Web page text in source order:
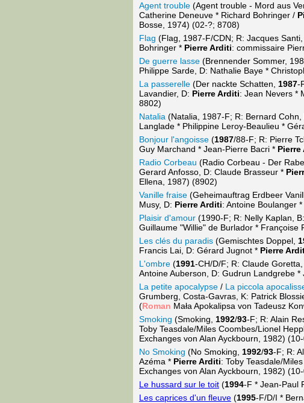
Agent trouble (Agent trouble - Mord aus
Catherine Deneuve * Richard Bohringer /
Bosse, 1974) (02-?; 8708)
Flag (Flag, 1987-F/CDN; R: Jacques
Bohringer * Pierre Arditi: commissaire
De guerre lasse (Brennender Sommer,
Philippe Sarde, D: Nathalie Baye *
La passerelle (Der nackte Schatten, 1987-
Lavandier, D: Pierre Arditi: Jean Nevers *
8802)
Natalia (Natalia, 1987-F; R: Bernard
Langlade * Philippine Leroy-Beaulieu *
Bonjour l'angoisse (1987/88-F; R: Pierre
Guy Marchand * Jean-Pierre Bacri * Pierre
Radio Corbeau (Radio Corbeau - Der
Gerard Anfosso, D: Claude Brasseur *
Ellena, 1987) (8902)
Vanille fraise (Geheimauftrag Erdbeer
Musy, D: Pierre Arditi: Antoine Boulanger
Plaisir d'amour (1990-F; R: Nelly Kaplan,
Guillaume "Willie" de Burlador * Françoise
Les clés du paradis (Gemischtes Doppel,
Francis Lai, D: Gérard Jugnot * Pierre
L'ombre (1991-CH/D/F; R: Claude
Antoine Auberson, D: Gudrun Landgrebe *
La petite apocalypse / La piccola
Grumberg, Costa-Gavras, K: Patrick
(Roman Mała Apokalipsa von Tadeusz
Smoking (Smoking, 1992/93-F; R: Alain
Toby Teasdale/Miles Coombes/Lionel
Exchanges von Alan Ayckbourn, 1982)
No Smoking (No Smoking, 1992/93-F; R:
Azéma * Pierre Arditi: Toby Teasdale/
Exchanges von Alan Ayckbourn, 1982)
Le hussard sur le toit (1994-F * Jean-Paul
Les caprices d'un fleuve (1995-F/D/I *